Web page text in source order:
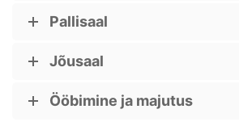
Pallisaal
Jõusaal
Ööbimine ja majutus